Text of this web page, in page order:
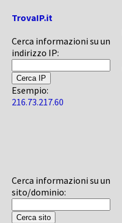
TrovaIP.it
Cerca informazioni su un
indirizzo IP:
Esempio:
216.73.217.60
Cerca informazioni su un
sito/dominio: